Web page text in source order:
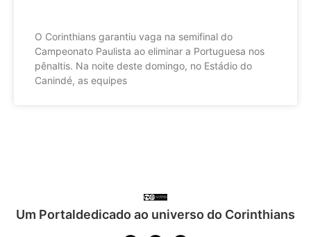
O Corinthians garantiu vaga na semifinal do
Campeonato Paulista ao eliminar a Portuguesa nos
pênaltis. Na noite deste domingo, no Estádio do
Canindé, as equipes
Um Portaldedicado ao universo do Corinthians